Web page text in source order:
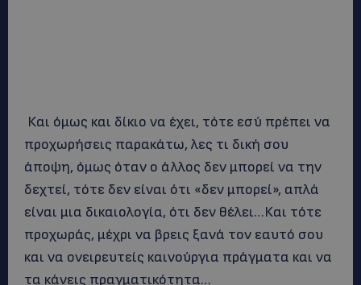
Και όμως και δίκιο να έχει, τότε εσύ πρέπει να
προχωρήσεις παρακάτω, λες τι δική σου
άποψη, όμως όταν ο άλλος δεν μπορεί να την
δεχτεί, τότε δεν είναι ότι «δεν μπορεί», απλά
είναι μια δικαιολογία, ότι δεν θέλει…Και τότε
προχωράς, μέχρι να βρεις ξανά τον εαυτό σου
και να ονειρευτείς καινούργια πράγματα και να
τα κάνεις πραγματικότητα…